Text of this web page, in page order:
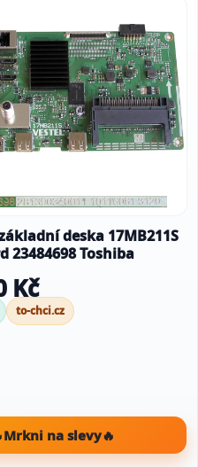
deska 17MB211S
Kč
to-chci.cz
Mrkni na slevy🔥